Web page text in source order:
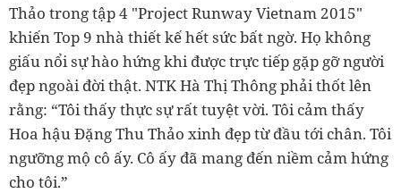
Thảo trong tập 4 "Project Runway Vietnam 2015"
khiến Top 9 nhà thiết kế hết sức bất ngờ. Họ không
giấu nổi sự hào hứng khi được trực tiếp gặp gỡ người
đẹp ngoài đời thật. NTK Hà Thị Thông phải thốt lên
rằng: “Tôi thấy thực sự rất tuyệt vời. Tôi cảm thấy
Hoa hậu Đặng Thu Thảo xinh đẹp từ đầu tới chân. Tôi
ngưỡng mộ cô ấy. Cô ấy đã mang đến niềm cảm hứng
cho tôi.”